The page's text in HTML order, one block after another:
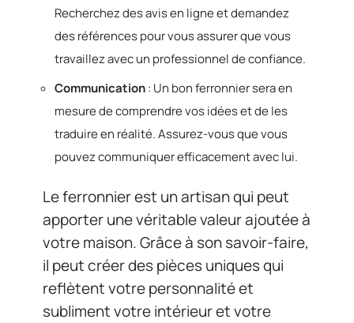
Recherchez des avis en ligne et demandez
des références pour vous assurer que vous
travaillez avec un professionnel de confiance.
Communication: Un bon ferronnier sera en
mesure de comprendre vos idées et de les
traduire en réalité. Assurez-vous que vous
pouvez communiquer efficacement avec lui.
Le ferronnier est un artisan qui peut
apporter une véritable valeur ajoutée à
votre maison. Grâce à son savoir-faire,
il peut créer des pièces uniques qui
reflètent votre personnalité et
subliment votre intérieur et votre